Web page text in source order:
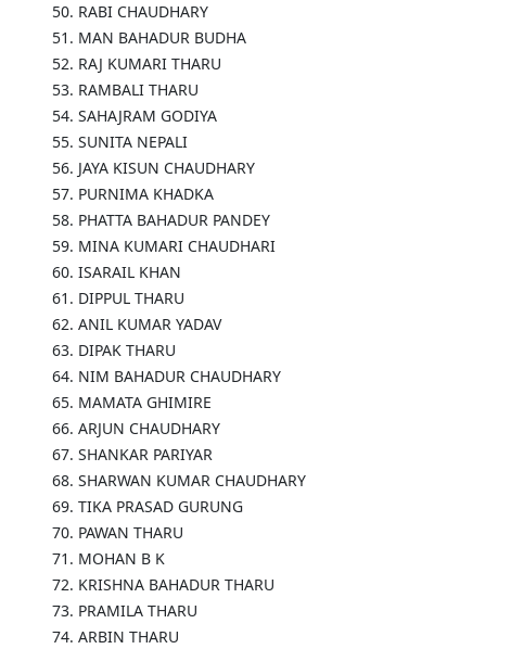
50. RABI CHAUDHARY
51. MAN BAHADUR BUDHA
52. RAJ KUMARI THARU
53. RAMBALI THARU
54. SAHAJRAM GODIYA
55. SUNITA NEPALI
56. JAYA KISUN CHAUDHARY
57. PURNIMA KHADKA
58. PHATTA BAHADUR PANDEY
59. MINA KUMARI CHAUDHARI
60. ISARAIL KHAN
61. DIPPUL THARU
62. ANIL KUMAR YADAV
63. DIPAK THARU
64. NIM BAHADUR CHAUDHARY
65. MAMATA GHIMIRE
66. ARJUN CHAUDHARY
67. SHANKAR PARIYAR
68. SHARWAN KUMAR CHAUDHARY
69. TIKA PRASAD GURUNG
70. PAWAN THARU
71. MOHAN B K
72. KRISHNA BAHADUR THARU
73. PRAMILA THARU
74. ARBIN THARU